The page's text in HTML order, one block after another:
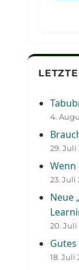
4.
29. Juli
Wenn
23. Juli
Neue
20. Juli
18. Juli